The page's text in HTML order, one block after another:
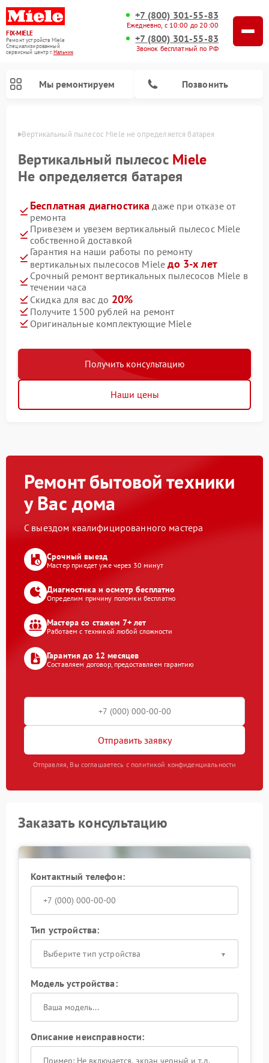
FIX-MIELE
Ремонт устройств Miele
Специализированный
cервисный центр г.Нальчик
+7 (800) 301-55-83
Ежедневно, с 10:00 до 20:00
+7 (800) 301-55-83
Звонок бесплатный по РФ
Мы ремонтируем Позвонить
Вертикальный пылесос Miele не определяется батарея
Вертикальный пылесос Miele
Не определяется батарея
Бесплатная диагностика даже при отказе от
ремонта
Привезем и увезем вертикальный пылесос Miele
собственной доставкой
Гарантия на наши работы по ремонту
вертикальных пылесосов Mieleдо 3-х лет
Срочный ремонт вертикальных пылесосов Miele в
течении часа
Скидка для вас до 20%
Получите 1500 рублей на ремонт
Оригинальные комплектующие Miele
Получить консультацию
Наши цены
Ремонт бытовой техники
у Вас дома
С выездом квалифицированного мастера
Срочный выезд
Мастер приедет уже через 30 минут
Диагностика и осмотр бесплатно
Определим причину поломки бесплатно
Мастера со стажем 7+ лет
Работаем с техникой любой сложности
Гарантия до 12 месяцев
Составляем договор, предоставляем гарантию
Отправить заявку
Отправляя, Вы соглашаетесь с политикой конфиденциальности
Заказать консультацию
Контактный телефон:
Тип устройства:
Выберите тип устройства
Модель устройства:
Описание неисправности: